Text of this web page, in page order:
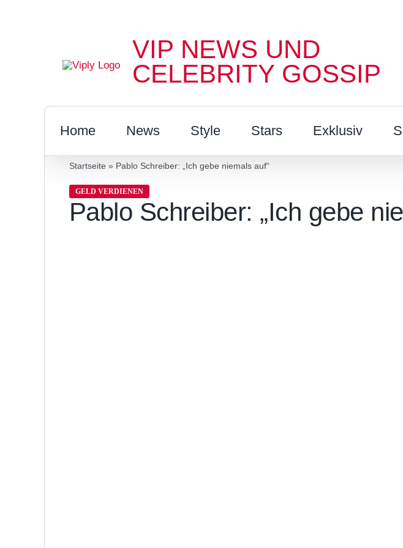
VIP NEWS UND
CELEBRITY GOSSIP
Home News Style Stars Exklusiv
Startseite » Pablo Schreiber: „Ich gebe niemals auf“
GELD VERDIENEN
Pablo Schreiber: „Ich gebe